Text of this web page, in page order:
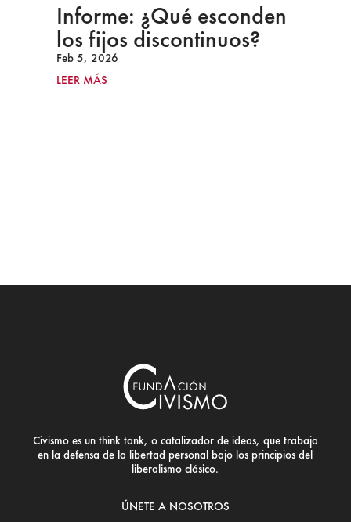
Informe: ¿Qué esconden
los fijos discontinuos?
Feb 5, 2026
LEER MÁS
Civismo es un think tank, o catalizador de ideas, que trabaja
en la defensa de la libertad personal bajo los principios del
liberalismo clásico.
ÚNETE A NOSOTROS